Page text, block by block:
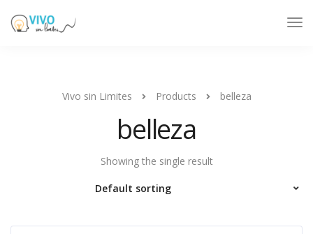
Vivo sin Limites Products belleza
belleza
Showing the single result